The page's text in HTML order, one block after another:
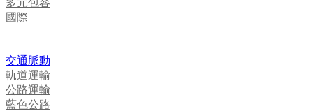
多元包容
國際
交通脈動
軌道運輸
公路運輸
藍色公路